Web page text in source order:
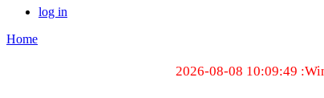
log in
Home
2026-08-08 10:09:49